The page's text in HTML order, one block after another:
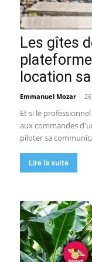
Les gîtes
location
Emmanuel Mozar -
Et si le
aux commandes
piloter sa
Lire la suite